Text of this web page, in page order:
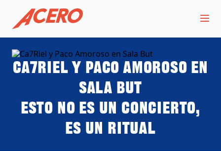
Ca7Riel y Paco Amoroso en
Sala But
Esto no es un concierto,
es un ritual